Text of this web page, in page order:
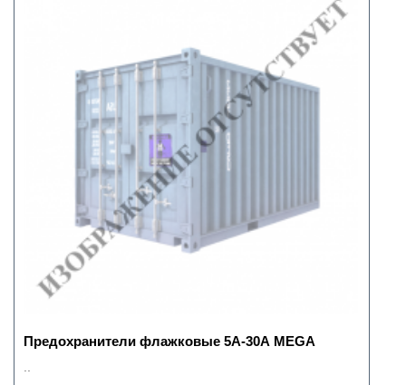
Предохранители флажковые 5А-30А MEGA